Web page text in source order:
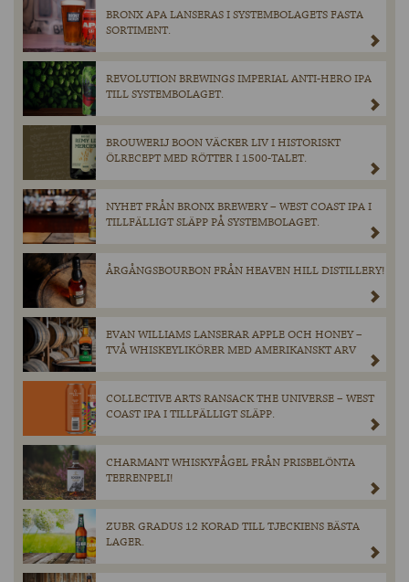
BRONX APA LANSERAS I SYSTEMBOLAGETS FASTA
SORTIMENT.
REVOLUTION BREWINGS IMPERIAL ANTI-HERO IPA
TILL SYSTEMBOLAGET.
BROUWERIJ BOON VÄCKER LIV I HISTORISKT
ÖLRECEPT MED RÖTTER I 1500-TALET.
NYHET FRÅN BRONX BREWERY – WEST COAST IPA I
TILLFÄLLIGT SLÄPP PÅ SYSTEMBOLAGET.
ÅRGÅNGSBOURBON FRÅN HEAVEN HILL DISTILLERY!
EVAN WILLIAMS LANSERAR APPLE OCH HONEY –
TVÅ WHISKEYLIKÖRER MED AMERIKANSKT ARV
COLLECTIVE ARTS RANSACK THE UNIVERSE – WEST
COAST IPA I TILLFÄLLIGT SLÄPP.
CHARMANT WHISKYFÅGEL FRÅN PRISBELÖNTA
TEERENPELI!
ZUBR GRADUS 12 KORAD TILL TJECKIENS BÄSTA
LAGER.